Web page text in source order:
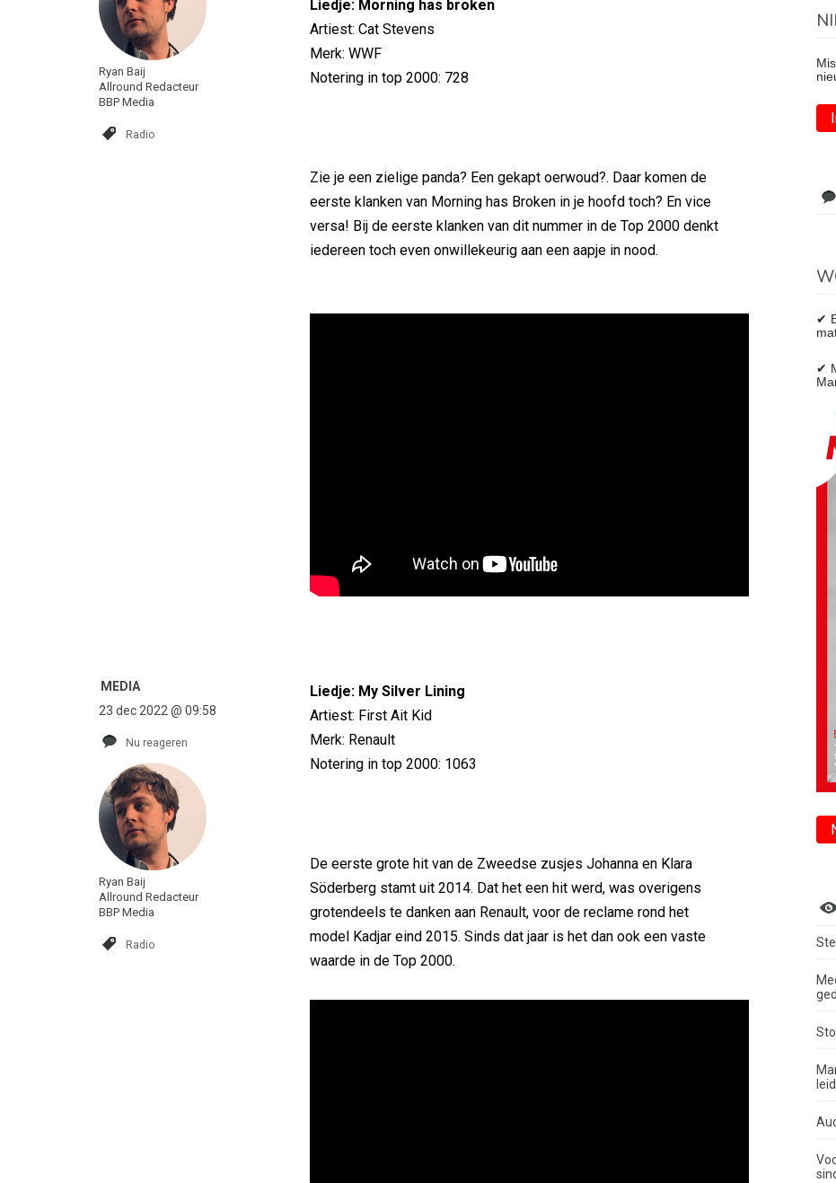
Ryan Baij
Allround Redacteur
BBP Media
Radio
Liedje: Morning has broken
Artiest: Cat Stevens
Merk: WWF
Notering in top 2000: 728
Zie je een zielige panda? Een gekapt oerwoud?. Daar komen de
eerste klanken van Morning has Broken in je hoofd toch? En vice
versa! Bij de eerste klanken van dit nummer in de Top 2000 denkt
iedereen toch even onwillekeurig aan een aapje in nood.
MEDIA
23 dec 2022 @ 09:58
Nu reageren
Ryan Baij
Allround Redacteur
BBP Media
Radio
Liedje: My Silver Lining
Artiest: First Ait Kid
Merk: Renault
Notering in top 2000: 1063
De eerste grote hit van de Zweedse zusjes Johanna en Klara
Söderberg stamt uit 2014. Dat het een hit werd, was overigens
grotendeels te danken aan Renault, voor de reclame rond het
model Kadjar eind 2015. Sinds dat jaar is het dan ook een vaste
waarde in de Top 2000.
✔
✔